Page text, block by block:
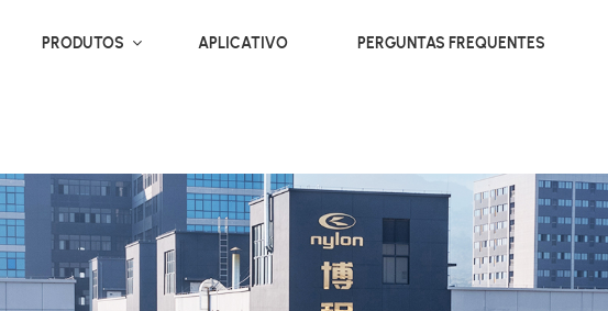
PRODUTOS APLICATIVO PERGUNTAS FREQUENTES